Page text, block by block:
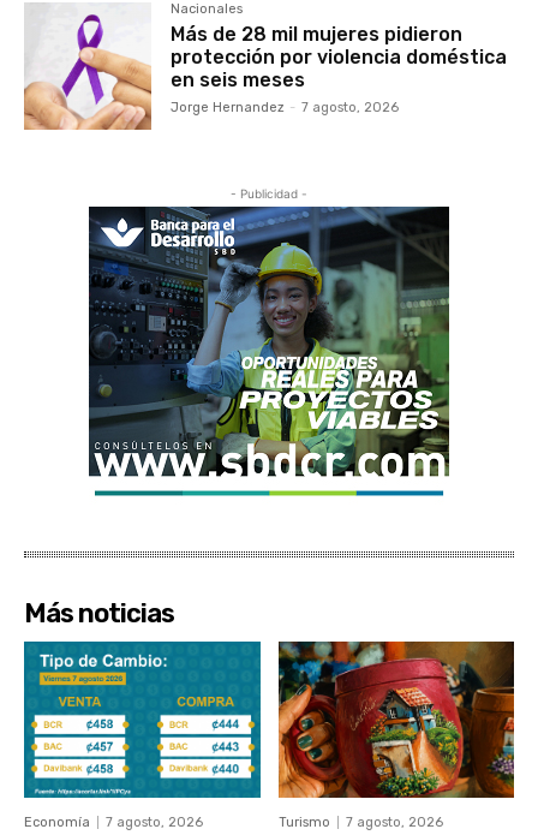
Nacionales
Más de 28 mil mujeres pidieron
protección por violencia doméstica
en seis meses
Jorge Hernandez - 7 agosto, 2026
- Publicidad -
Más noticias
Economía 7 agosto, 2026 Turismo 7 agosto, 2026